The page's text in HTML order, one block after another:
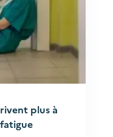
plus à